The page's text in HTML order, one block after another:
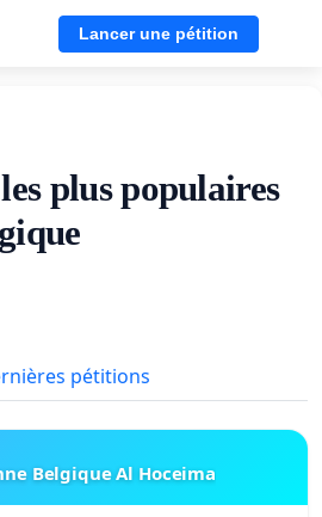
Lancer une pétition
plus populaires
pétitions
Belgique Al Hoceima